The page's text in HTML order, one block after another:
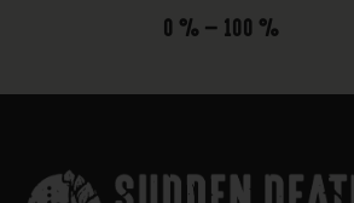
0 % — 100 %